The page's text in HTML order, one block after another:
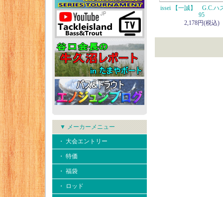
▼ メーカーメニュー
・ 大会エントリー
・ 特価
・ 福袋
・ ロッド
issei 【一誠】 G.C.ハ
95
2,178円(税込)